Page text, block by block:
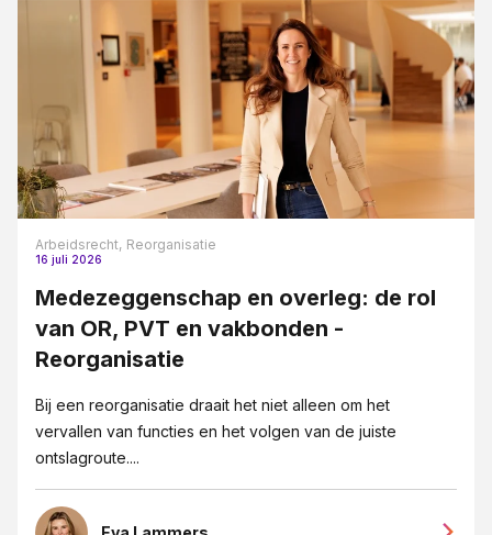
Arbeidsrecht, Reorganisatie
16 juli 2026
Medezeggenschap en overleg: de rol
van OR, PVT en vakbonden -
Reorganisatie
Bij een reorganisatie draait het niet alleen om het
vervallen van functies en het volgen van de juiste
ontslagroute....